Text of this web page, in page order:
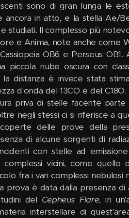
sono di gran lunga le
in atto, e la stella Ae/
studiati. Il complesso più
e Anima, note anche come
OB6 e Perseus OB1.
piccola nube oscura con
la distanza è invece stata
d'onda del 13CO e del
priva di stelle facente
negli stessi ci si riferisce a
delle prove della
di alcune sorgenti di
con stelle ad
vicini, come quello
fra i vari complessi nebulosi
è data dalla presenza di
del Cepheus Flare, in
interstellare di